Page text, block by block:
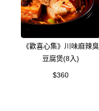
《歡喜心集》川味麻辣臭
豆腐煲(8入)
$360